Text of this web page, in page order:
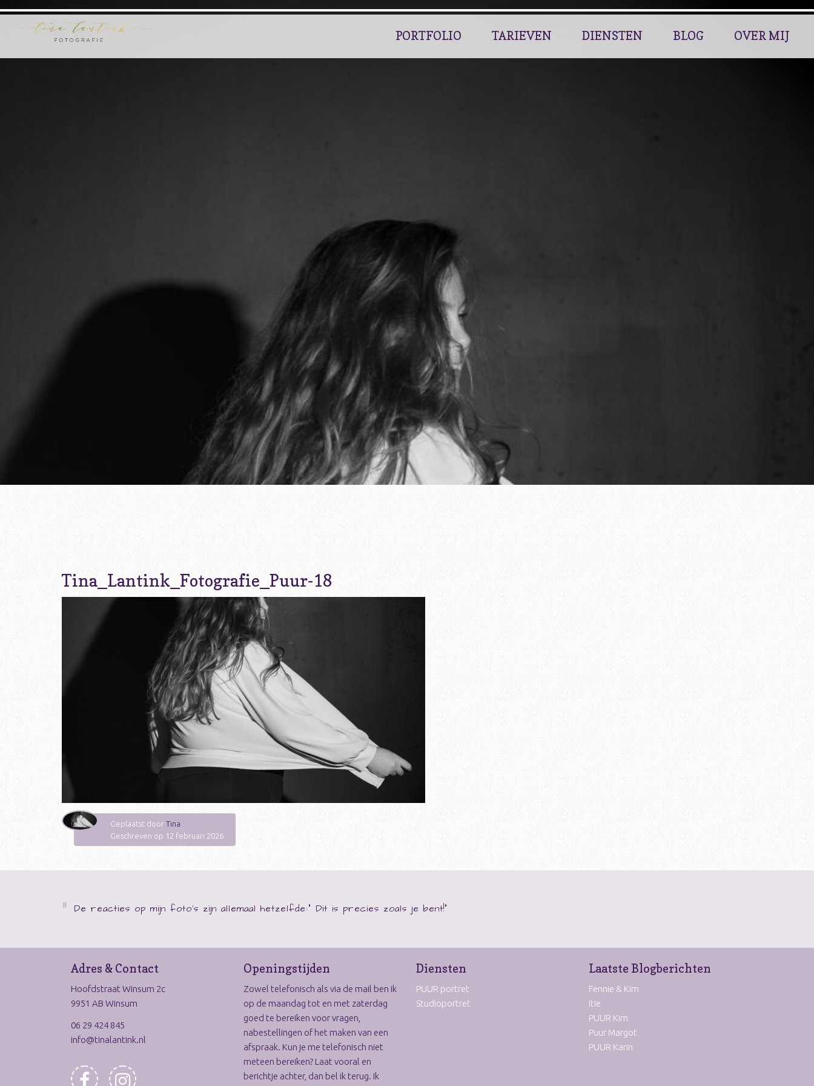
PORTFOLIO TARIEVEN DIENSTEN BLOG OVER MIJ
Tina_Lantink_Fotografie_Puur-18
Geplaatst door Tina
Geschreven op 12 februari 2026
De reacties op mijn foto's zijn allemaal hetzelfde:" Dit is precies zoals je bent!"
Adres & Contact
Hoofdstraat Winsum 2c
9951 AB Winsum
06 29 424 845
info@tinalantink.nl
Openingstijden
Zowel telefonisch als via de mail ben ik
op de maandag tot en met zaterdag
goed te bereiken voor vragen,
nabestellingen of het maken van een
afspraak. Kun je me telefonisch niet
meteen bereiken? Laat vooral en
berichtje achter, dan bel ik terug. Ik
Diensten
PUUR portret
Studioportret
Laatste Blogberichten
Fennie & Kim
Itie
PUUR Kim
Puur Margot
PUUR Karin